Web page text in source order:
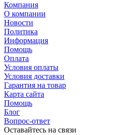
Компания
О компании
Новости
Политика
Информация
Помощь
Оплата
Условия оплаты
Условия доставки
Гарантия на товар
Карта сайта
Помощь
Блог
Вопрос-ответ
Оставайтесь на связи